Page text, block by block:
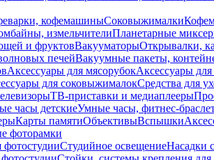
кофемашиныСоковыжималки
измельчителиПланетарные
и фруктовВакууматорыОткрывалки,
печейВакуумные пакеты,
Аксессуары для мясорубокАксессуары
для соковыжималокСредства для
ТВ-приставки и медиаплееры
часы детскиеУмные часы, фитнес-
Карты памятиОбъективыВспышки
фоторамки
Студийное освещениеНасадки